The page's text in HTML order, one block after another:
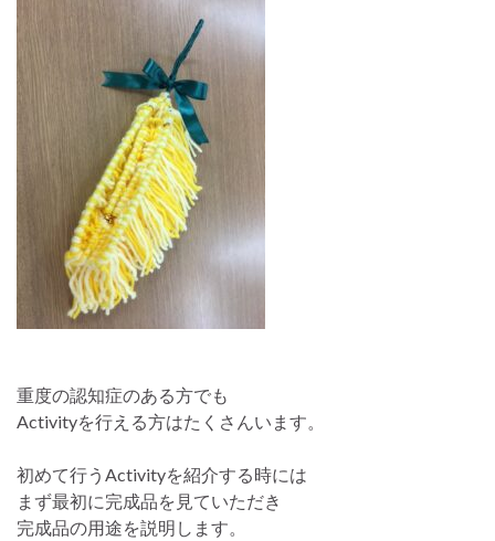
重度の認知症のある方でも
Activityを行える方はたくさんいます。
初めて行うActivityを紹介する時には
まず最初に完成品を見ていただき
完成品の用途を説明します。